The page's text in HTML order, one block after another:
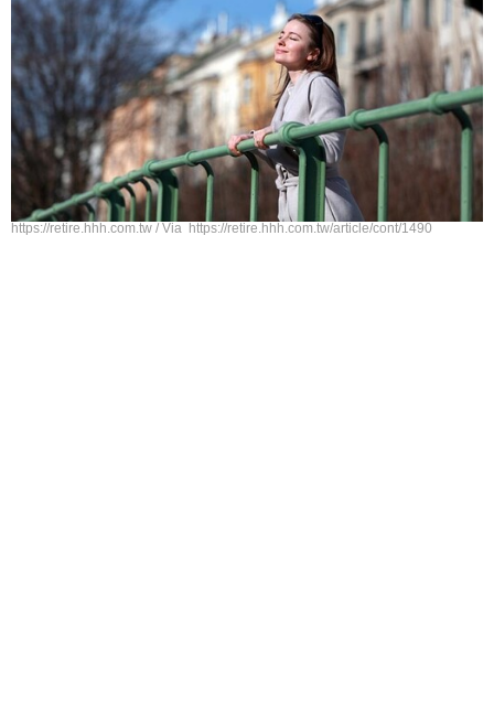
https://retire.hhh.com.tw / Via https://retire.hhh.com.tw/article/cont/1490